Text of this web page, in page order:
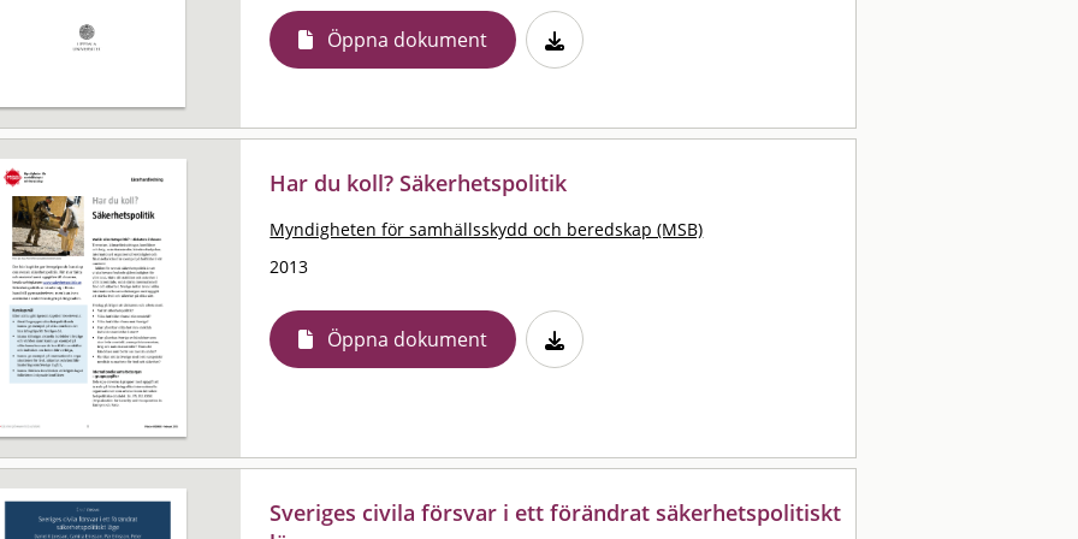
Öppna dokument
Har du koll? Säkerhetspolitik
Myndigheten för samhällsskydd och beredskap (MSB)
2013
Öppna dokument
Sveriges civila försvar i ett förändrat säkerhetspolitiskt